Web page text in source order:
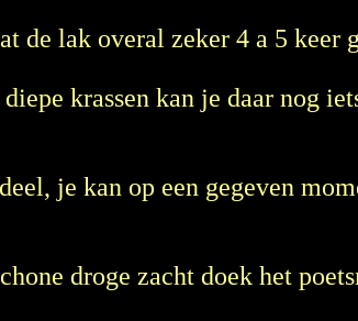
de lak overal zeker 4 a 5 keer
krassen kan je daar nog
je kan op een gegeven
droge zacht doek het